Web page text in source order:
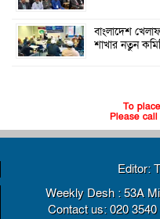
বাংলাদেশ
শাখার নতুন
To
Please
Editor:
Weekly Desh : 53A
Contact us: 020